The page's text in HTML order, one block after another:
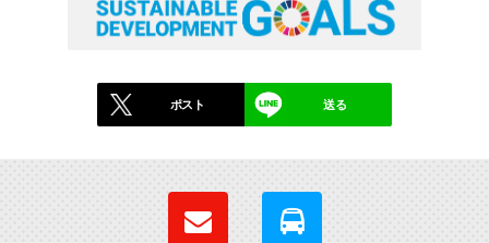
ポスト 送る